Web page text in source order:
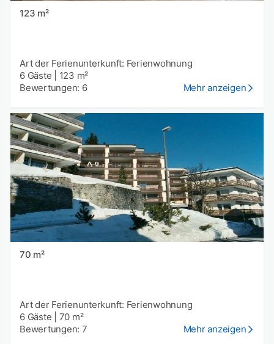
123 m²
Art der Ferienunterkunft: Ferienwohnung
6 Gäste
123 m²
Bewertungen: 6
Mehr anzeigen
70 m²
Art der Ferienunterkunft: Ferienwohnung
6 Gäste
70 m²
Bewertungen: 7
Mehr anzeigen